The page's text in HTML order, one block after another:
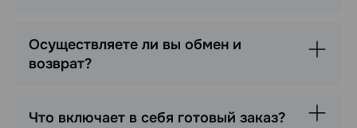
Осуществляете ли вы обмен и
возврат?
Что включает в себя готовый заказ?